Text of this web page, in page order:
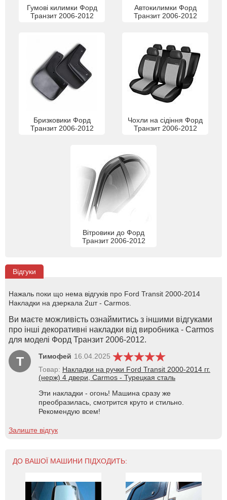
Гумові килимки Форд
Транзит 2006-2012
Автокилимки Форд
Транзит 2006-2012
Бризковики Форд
Транзит 2006-2012
Чохли на сідіння Форд
Транзит 2006-2012
Вітровики до Форд
Транзит 2006-2012
Відгуки
Нажаль поки що нема відгуків про Ford Transit 2000-2014
Накладки на дзеркала 2шт - Carmos.
Ви маєте можливість ознаймитись з іншими відгуками
про інші декоративні накладки від виробника - Carmos
для моделі Форд Транзит 2006-2012.
Т Тимофей 16.04.2025
Товар: Накладки на ручки Ford Transit 2000-2014 гг.
(нерж) 4 двери, Carmos - Турецкая сталь
Эти накладки - огонь! Машина сразу же
преобразилась, смотрится круто и стильно.
Рекомендую всем!
Залиште відгук
ДО ВАШОЇ МАШИНИ ПІДХОДИТЬ: